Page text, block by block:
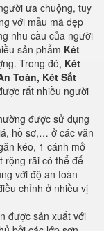
ưa chuộng, tuy
với mẫu mã đẹp
nhu cầu của người
sản phẩm Két
Trong đó, Két
Toàn, Két Sắt
rất nhiều người
được sử dụng
hồ sơ,… ở các văn
kéo, 1 cánh mở
rộng rãi có thể để
với độ an toàn
chỉnh ở nhiều vị
được sản xuất với